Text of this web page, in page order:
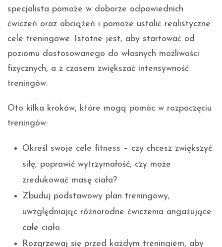
specjalista pomoże w doborze odpowiednich
ćwiczeń oraz obciążeń i pomoże ustalić realistyczne
cele treningowe. Istotne jest, aby startować od
poziomu dostosowanego do własnych możliwości
fizycznych, a z czasem zwiększać intensywność
treningów.
Oto kilka kroków, które mogą pomóc w rozpoczęciu
treningów:
Określ swoje cele fitness – czy chcesz zwiększyć
siłę, poprawić wytrzymałość, czy może
zredukować masę ciała?
Zbuduj podstawowy plan treningowy,
uwzględniając różnorodne ćwiczenia angażujące
całe ciało.
Rozgrzewaj się przed każdym treningiem, aby